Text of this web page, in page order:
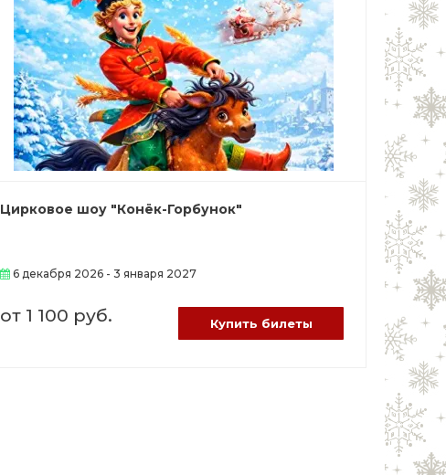
Цирковое шоу "Конёк-Горбунок"
6 декабря 2026 - 3 января 2027
от 1 100 руб. Купить билеты